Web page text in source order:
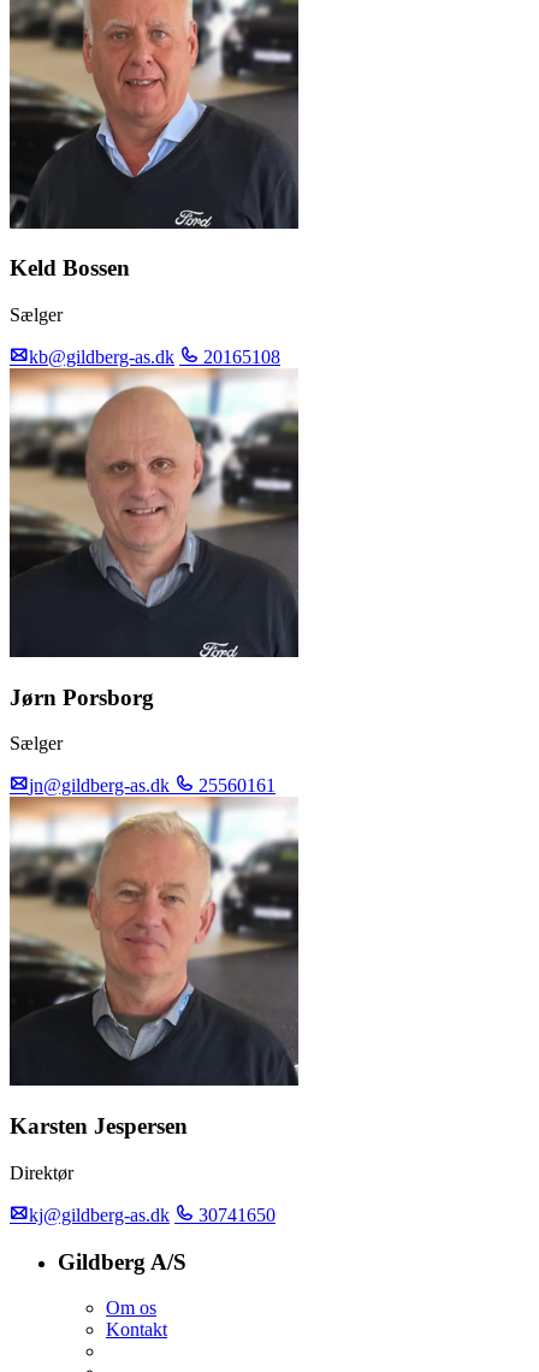
Keld Bossen
Sælger
kb@gildberg-as.dk 20165108
Jørn Porsborg
Sælger
jn@gildberg-as.dk 25560161
Karsten Jespersen
Direktør
kj@gildberg-as.dk 30741650
Gildberg A/S
Om os
Kontakt